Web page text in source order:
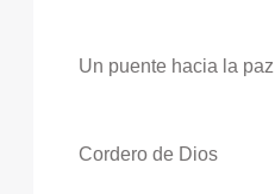
Un puente hacia la paz
Cordero de Dios